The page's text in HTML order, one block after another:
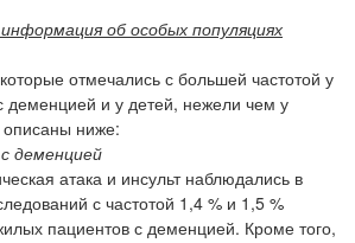
об особых популяциях
отмечались с большей частотой у
деменцией и у детей, нежели чем у
описаны ниже:
деменцией
атака и инсульт наблюдались в
с частотой 1,4 % и 1,5 %
пациентов с деменцией. Кроме того,